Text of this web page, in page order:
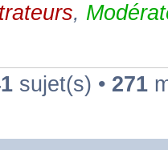
,
sujet(s) • 271